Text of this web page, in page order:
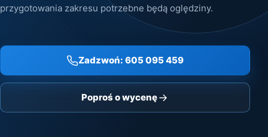
przygotowania zakresu potrzebne będą oględziny.
Zadzwoń: 605 095 459
Poproś o wycenę